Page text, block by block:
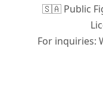
🇸🇦 Public